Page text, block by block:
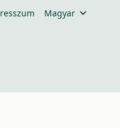
Magyar